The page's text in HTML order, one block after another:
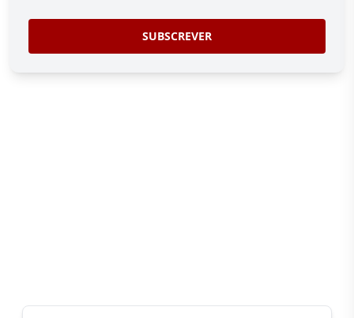
SUBSCREVER